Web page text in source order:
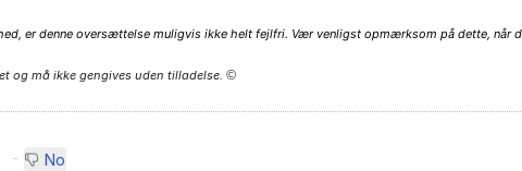
er denne oversættelse muligvis ikke helt fejlfri. Vær venligst opmærksom på dette, når
og må ikke gengives uden tilladelse. ©
No